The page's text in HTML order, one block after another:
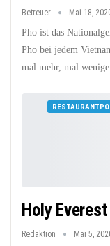
Betreuer Mai 18,
Pho ist das
Pho bei jedem
mal mehr, mal
Holy
Redaktion Mai 5,